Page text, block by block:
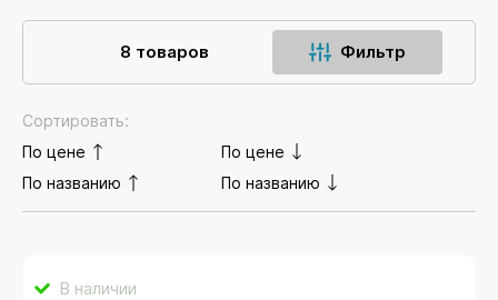
8 товаров Фильтр
Сортировать:
По цене
По цене
По названию
По названию
В наличии